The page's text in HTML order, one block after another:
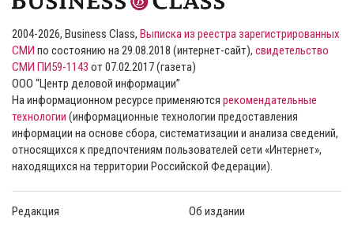
2004-2026, Business Class, Выписка из реестра зарегистрированных
СМИ по состоянию на 29.08.2018 (интернет-сайт), свидетельство
СМИ ПИ59-1143 от 07.02.2017 (газета)
ООО “Центр деловой информации”
На информационном ресурсе применяются рекомендательные
технологии (информационные технологии предоставления
информации на основе сбора, систематизации и анализа сведений,
относящихся к предпочтениям пользователей сети «Интернет»,
находящихся на территории Российской Федерации).
Редакция Об издании